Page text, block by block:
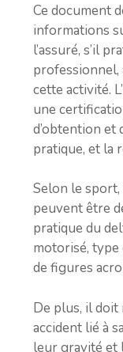
Ce document
informations
l’assuré, s’il
professionnel,
cette activité.
une
d’obtention et
pratique, et la
Selon le
peuvent être
pratique du
motorisé, type
de figures
De plus, il
accident lié à
leur gravité et